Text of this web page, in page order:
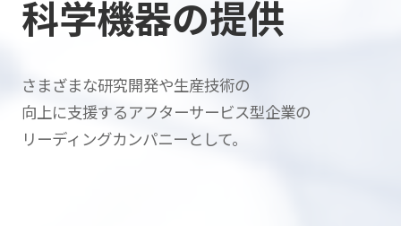
科学機器の提供
さまざまな研究開発や生産技術の
向上に支援するアフターサービス型企業の
リーディングカンパニーとして。